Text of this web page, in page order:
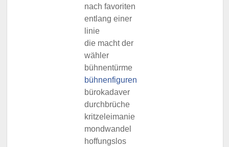
nach favoriten
entlang einer
linie
die macht der
wähler
bühnentürme
bühnenfiguren
bürokadaver
durchbrüche
kritzeleimanie
mondwandel
hoffungslos